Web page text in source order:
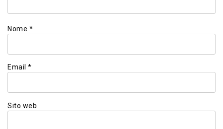
Nome *
Email *
Sito web